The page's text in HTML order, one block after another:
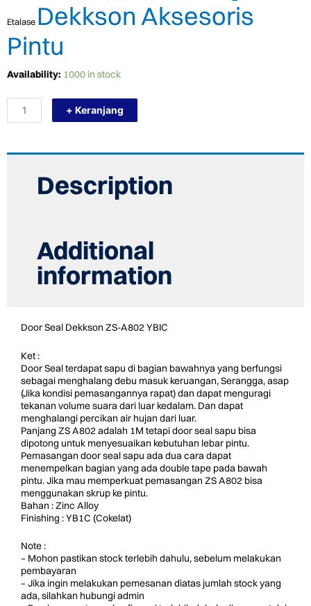
Etalase Dekkson Aksesoris
Pintu
Availability: 1000 in stock
TERMURAH
ZS-
A802
YBIC
+ Keranjang
Description
Additional
information
Door Seal Dekkson ZS-A802 YBIC
Ket :
Door Seal terdapat sapu di bagian bawahnya yang berfungsi
sebagai menghalang debu masuk keruangan, Serangga, asap
(Jika kondisi pemasangannya rapat) dan dapat menguragi
tekanan volume suara dari luar kedalam. Dan dapat
menghalangi percikan air hujan dari luar.
Panjang ZS A802 adalah 1M tetapi door seal sapu bisa
dipotong untuk menyesuaikan kebutuhan lebar pintu.
Pemasangan door seal sapu ada dua cara dapat
menempelkan bagian yang ada double tape pada bawah
pintu. Jika mau memperkuat pemasangan ZS A802 bisa
menggunakan skrup ke pintu.
Bahan : Zinc Alloy
Finishing : YB1C (Cokelat)
Note :
– Mohon pastikan stock terlebih dahulu, sebelum melakukan
pembayaran
– Jika ingin melakukan pemesanan diatas jumlah stock yang
ada, silahkan hubungi admin